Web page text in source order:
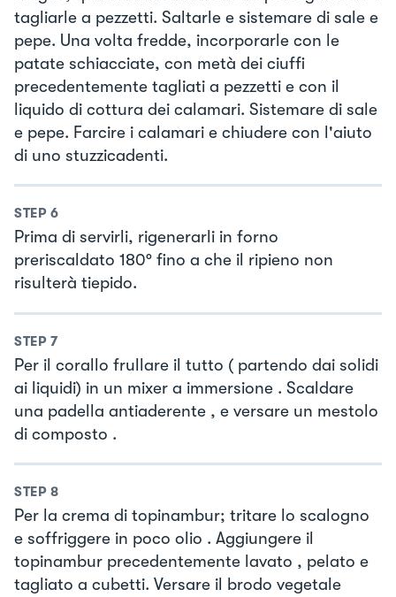
tagliarle a pezzetti. Saltarle e sistemare di sale e
pepe. Una volta fredde, incorporarle con le
patate schiacciate, con metà dei ciuffi
precedentemente tagliati a pezzetti e con il
liquido di cottura dei calamari. Sistemare di sale
e pepe. Farcire i calamari e chiudere con l'aiuto
di uno stuzzicadenti.
STEP 6
Prima di servirli, rigenerarli in forno
preriscaldato 180° fino a che il ripieno non
risulterà tiepido.
STEP 7
Per il corallo frullare il tutto ( partendo dai solidi
ai liquidi) in un mixer a immersione . Scaldare
una padella antiaderente , e versare un mestolo
di composto .
STEP 8
Per la crema di topinambur; tritare lo scalogno
e soffriggere in poco olio . Aggiungere il
topinambur precedentemente lavato , pelato e
tagliato a cubetti. Versare il brodo vegetale